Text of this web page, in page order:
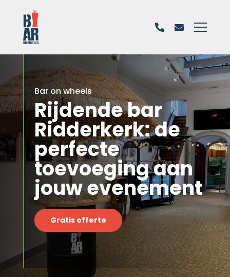
Bar on wheels
Rijdende bar
Ridderkerk: de
perfecte
toevoeging aan
jouw evenement
Gratis offerte